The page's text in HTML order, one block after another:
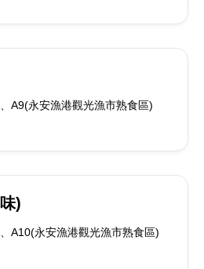
A9(永安漁港觀光漁市熟食區)
)
A10(永安漁港觀光漁市熟食區)